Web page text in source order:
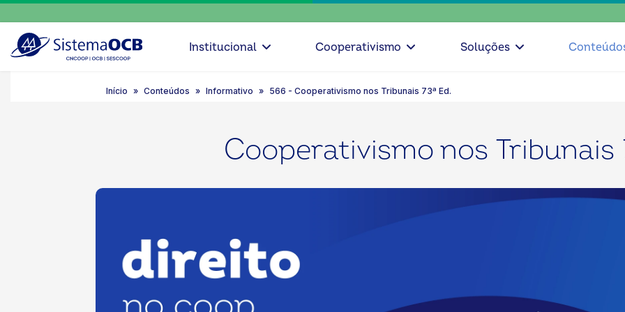
Institucional Cooperativismo Soluções
Início Conteúdos Informativo 566 - Cooperativismo nos Tribunais 73ª Ed.
Cooperativismo nos Tribunais